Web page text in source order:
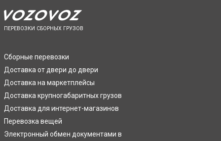
ПЕРЕВОЗКИ СБОРНЫХ ГРУЗОВ
Сборные перевозки
Доставка от двери до двери
Доставка на маркетплейсы
Доставка крупногабаритных грузов
Доставка для интернет-магазинов
Перевозка вещей
Электронный обмен документами в